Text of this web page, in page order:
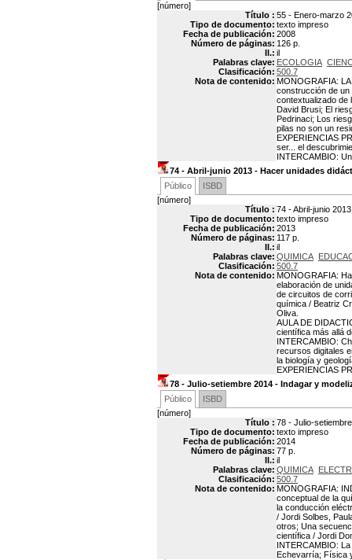
[número]
Título : 55 - Enero-marzo
Tipo de documento: texto impreso
Fecha de publicación: 2008
Número de páginas: 126 p.
Il.: il
Palabras clave: ECOLOGIA
Clasificación: 500.7
Nota de contenido: MONOGRAFIA:
construcción de un
contextualizado de
David Brusi; El
Pedrinaci; Los
pilas no son un
EXPERIENCIAS
ser... el
INTERCAMBIO:
74 - Abril-junio 2013 - Hacer unidades
Público
ISBD
[número]
Título : 74 - Abril-junio
Tipo de documento: texto impreso
Fecha de publicación: 2013
Número de páginas: 117 p.
Il.: il
Palabras clave: QUIMICA
Clasificación: 500.7
Nota de contenido: MONOGRAFIA:
elaboración de
de circuitos de
química / Beatriz
Oliva.
AULA DE
científica más allá
INTERCAMBIO:
recursos digitales
la biología y
EXPERIENCIAS
78 - Julio-setiembre 2014 - Indagar y
Público
ISBD
[número]
Título : 78 - Julio-
Tipo de documento: texto impreso
Fecha de publicación: 2014
Número de páginas: 77 p.
Il.: il
Palabras clave: QUIMICA
Clasificación: 500.7
Nota de contenido: MONOGRAFIA:
conceptual de la
la conducción
/ Jordi Solbes,
otros; Una
científica / Jordi
INTERCAMBIO:
Echevarría; Física